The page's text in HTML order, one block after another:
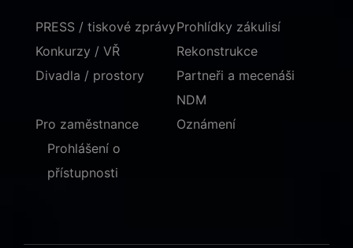
PRESS / tiskové zprávy
Konkurzy / VŘ
Divadla / prostory
Prohlídky zákulisí
Rekonstrukce
Partneři a mecenáši
NDM
Pro zaměstnance
Oznámení
Prohlášení o
přístupnosti